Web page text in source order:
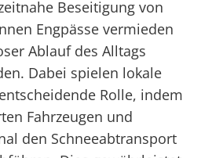
Beseitigung von
Engpässe vermieden
Ablauf des Alltags
Dabei spielen lokale
Rolle, indem
Fahrzeugen und
den Schneeabtransport